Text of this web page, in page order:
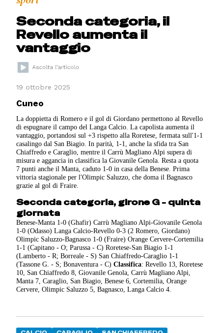
Seconda categoria, il
Revello aumenta il
vantaggio
19 ottobre 2025
Cuneo
La doppietta di Romero e il gol di Giordano permettono al Revello
di espugnare il campo del Langa Calcio. La capolista aumenta il
vantaggio, portandosi sul +3 rispetto alla Roretese, fermata sull'1-1
casalingo dal San Biagio. In parità, 1-1, anche la sfida tra San
Chiaffredo e Caraglio, mentre il Carrù Magliano Alpi supera di
misura e aggancia in classifica la Giovanile Genola. Resta a quota
7 punti anche il Manta, caduto 1-0 in casa della Benese. Prima
vittoria stagionale per l'Olimpic Saluzzo, che doma il Bagnasco
grazie al gol di Fraire.
Seconda categoria, girone G - quinta
giornata
Benese-Manta 1-0 (Ghafir) Carrù Magliano Alpi-Giovanile Genola
1-0 (Odasso) Langa Calcio-Revello 0-3 (2 Romero, Giordano)
Olimpic Saluzzo-Bagnasco 1-0 (Fraire) Orange Cervere-Cortemilia
1-1 (Capitano - O; Parussa - C) Roretese-San Biagio 1-1
(Lamberto - R; Borreale - S) San Chiaffredo-Caraglio 1-1
(Tassone G. - S; Bonaventura - C)Classifica: Revello 13, Roretese
10, San Chiaffredo 8, Giovanile Genola, Carrù Magliano Alpi,
Manta 7, Caraglio, San Biagio, Benese 6, Cortemilia, Orange
Cervere, Olimpic Saluzzo 5, Bagnasco, Langa Calcio 4.